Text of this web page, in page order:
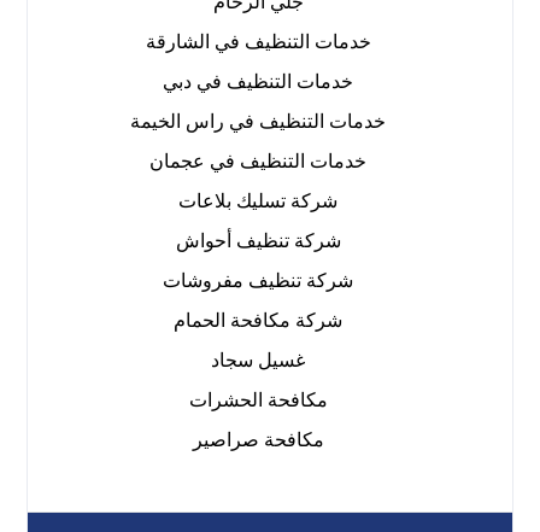
خدمات التنظيف في الشارقة
خدمات التنظيف في دبي
خدمات التنظيف في راس الخيمة
خدمات التنظيف في عجمان
شركة تسليك بلاعات
شركة تنظيف أحواش
شركة تنظيف مفروشات
شركة مكافحة الحمام
غسيل سجاد
مكافحة الحشرات
مكافحة صراصير